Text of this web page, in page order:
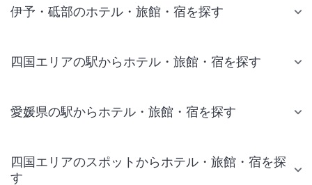
伊予・砥部のホテル・旅館・宿を探す
四国エリアの駅からホテル・旅館・宿を探す
愛媛県の駅からホテル・旅館・宿を探す
四国エリアのスポットからホテル・旅館・宿を探
す